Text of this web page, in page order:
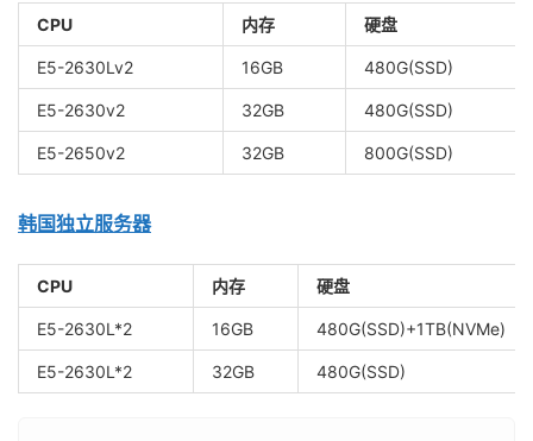
CPU 内存 硬盘
E5-2630Lv2 16GB 480G(SSD)
E5-2630v2 32GB 480G(SSD)
E5-2650v2 32GB 800G(SSD)
韩国独立服务器
CPU 内存 硬盘
E5-2630L*2 16GB 480G(SSD)+1TB(NVMe)
E5-2630L*2 32GB 480G(SSD)